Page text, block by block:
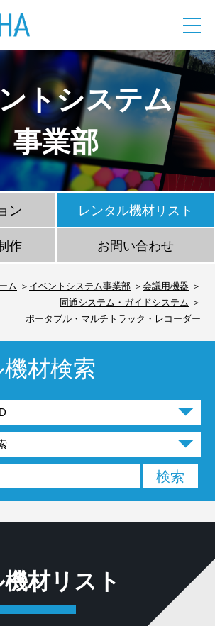
トシステム
事業部
ン レンタル機材リスト
作 お問い合わせ
ム イベントシステム事業部
会議用機器
同通システム・ガイドシステム
ポータブル・マルチトラック・レコーダー
材検索
材リスト